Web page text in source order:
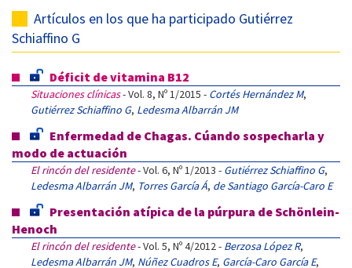
Artículos en los que ha participado Gutiérrez
Schiaffino G
Déficit de vitamina B12
Situaciones clínicas- Vol. 8, Nº 1/2015 - Cortés Hernández M,
Gutiérrez Schiaffino G, Ledesma Albarrán JM
Enfermedad de Chagas. Cúando sospecharla y
modo de actuación
El rincón del residente- Vol. 6, Nº 1/2013 - Gutiérrez Schiaffino G,
Ledesma Albarrán JM, Torres García Á, de Santiago García-Caro E
Presentación atípica de la púrpura de Schönlein-
Henoch
El rincón del residente- Vol. 5, Nº 4/2012 - Berzosa López R,
Ledesma Albarrán JM, Núñez Cuadros E, García-Caro García E,